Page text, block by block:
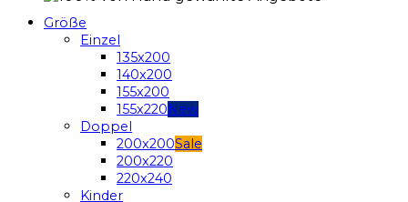
Größe
Einzel
135x200
140x200
155x200
155x220
Doppel
200x200
200x220
220x240
Kinder